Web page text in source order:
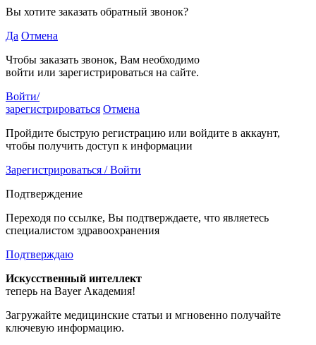
Вы хотите заказать обратный звонок?
Да Отмена
Чтобы заказать звонок, Вам необходимо
войти или зарегистрироваться на сайте.
Войти/
зарегистрироваться Отмена
Пройдите быструю регистрацию или войдите в аккаунт,
чтобы получить доступ к информации
Зарегистрироваться / Войти
Подтверждение
Переходя по ссылке, Вы подтверждаете, что являетесь
специалистом здравоохранения
Подтверждаю
Искусственный интеллект
теперь на Bayer Академия!
Загружайте медицинские статьи и мгновенно получайте
ключевую информацию.